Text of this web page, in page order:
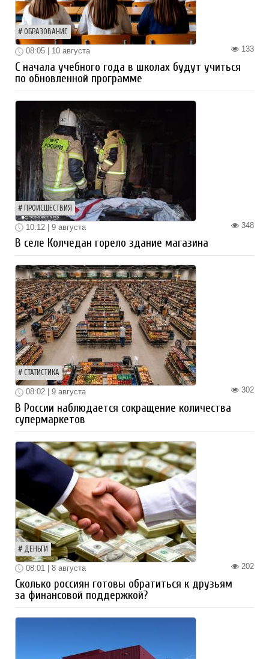
ОБРАЗОВАНИЕ
133
08:05 | 10 августа
С начала учебного года в школах будут учиться
по обновленной программе
ПРОИСШЕСТВИЯ
348
10:12 | 9 августа
В селе Колчедан горело здание магазина
СТАТИСТИКА
302
08:02 | 9 августа
В России наблюдается сокращение количества
супермаркетов
ДЕНЬГИ
202
08:01 | 8 августа
Сколько россиян готовы обратиться к друзьям
за финансовой поддержкой?